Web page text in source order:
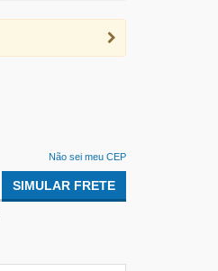
Não sei meu CEP
SIMULAR FRETE